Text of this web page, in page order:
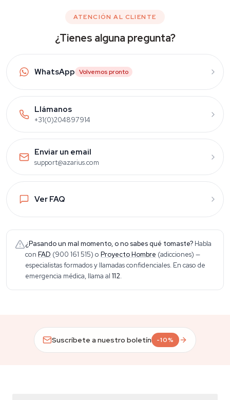
ATENCIÓN AL CLIENTE
¿Tienes alguna pregunta?
WhatsApp Volvemos pronto
Llámanos
+31(0)204897914
Enviar un email
support@azarius.com
Ver FAQ
¿Pasando un mal momento, o no sabes qué tomaste? Habla
con FAD (900 161 515) o Proyecto Hombre (adicciones) —
especialistas formados y llamadas confidenciales. En caso de
emergencia médica, llama al 112.
Suscríbete a nuestro boletín -10%